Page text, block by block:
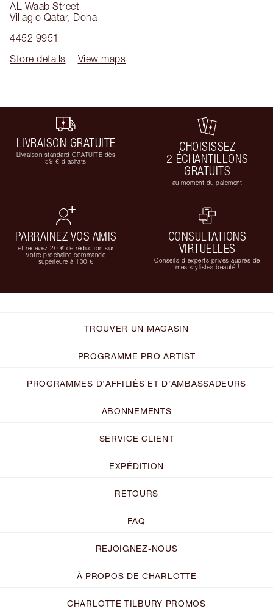
AL Waab Street
Villagio Qatar, Doha
4452 9951
Store details
View maps
LIVRAISON GRATUITE
Livraison standard GRATUITE dès
59 € d'achats
CHOISISSEZ
2 ÉCHANTILLONS
GRATUITS
au moment du paiement
PARRAINEZ VOS AMIS
et recevez 20 € de réduction sur
votre prochaine commande
supérieure à 100 €
CONSULTATIONS
VIRTUELLES
Conseils d'experts privés auprès de
mes stylistes beauté !
TROUVER UN MAGASIN
PROGRAMME PRO ARTIST
PROGRAMMES D'AFFILIÉS ET D'AMBASSADEURS
ABONNEMENTS
SERVICE CLIENT
EXPÉDITION
RETOURS
FAQ
REJOIGNEZ-NOUS
À PROPOS DE CHARLOTTE
CHARLOTTE TILBURY PROMOS